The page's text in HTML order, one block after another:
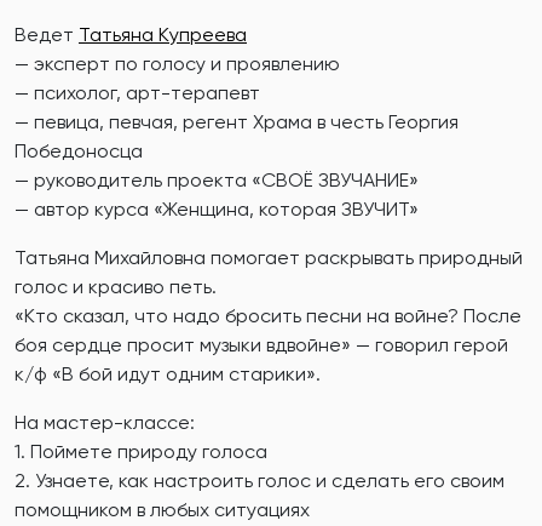
Ведет Татьяна Купреева
— эксперт по голосу и проявлению
— психолог, арт-терапевт
— певица, певчая, регент Храма в честь Георгия
Победоносца
— руководитель проекта «СВОЁ ЗВУЧАНИЕ»
— автор курса «Женщина, которая ЗВУЧИТ»
Татьяна Михайловна помогает раскрывать природный
голос и красиво петь.
«Кто сказал, что надо бросить песни на войне? После
боя сердце просит музыки вдвойне» — говорил герой
к/ф «В бой идут одним старики».
На мастер-классе:
1. Поймете природу голоса
2. Узнаете, как настроить голос и сделать его своим
помощником в любых ситуациях